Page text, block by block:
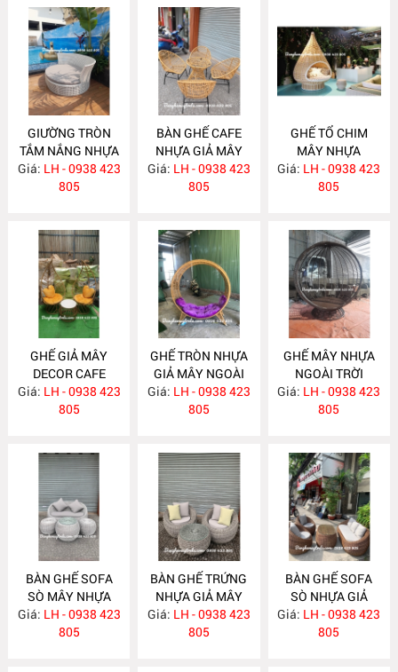
GIƯỜNG TRÒN
TẮM NẮNG NHỰA
GIẢ MÂY NH249
Giá: LH - 0938 423
805
BÀN GHẾ CAFE
NHỰA GIẢ MÂY
NH248
Giá: LH - 0938 423
805
GHẾ TỔ CHIM
MÂY NHỰA
NH247
Giá: LH - 0938 423
805
GHẾ GIẢ MÂY
DECOR CAFE
NH246
Giá: LH - 0938 423
805
GHẾ TRÒN NHỰA
GIẢ MÂY NGOÀI
TRỜI NH245
Giá: LH - 0938 423
805
GHẾ MÂY NHỰA
NGOÀI TRỜI
NH244
Giá: LH - 0938 423
805
BÀN GHẾ SOFA
SÒ MÂY NHỰA
NHỎ GỌN NH243
Giá: LH - 0938 423
805
BÀN GHẾ TRỨNG
NHỰA GIẢ MÂY
NH242
Giá: LH - 0938 423
805
BÀN GHẾ SOFA
SÒ NHỰA GIẢ
MÂY NGOÀI TRỜI
GIÁ RẺ NH240
Giá: LH - 0938 423
805